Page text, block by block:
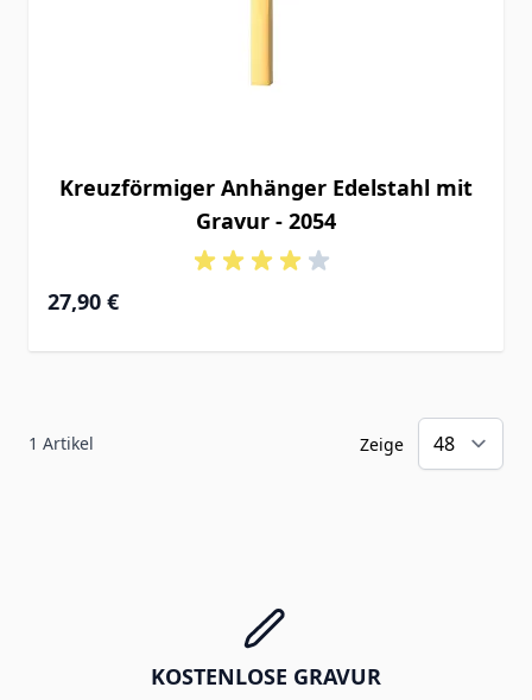
Kreuzförmiger Anhänger Edelstahl mit
Gravur - 2054
27,90 €
1 Artikel Zeige
KOSTENLOSE GRAVUR